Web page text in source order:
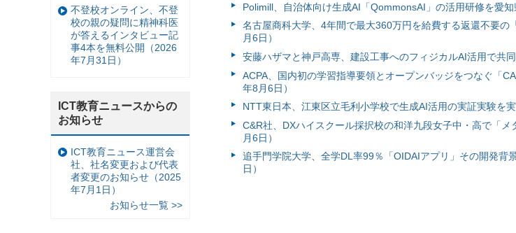
Polimill、自治体向け生成AI「QommonsAI」の活用研修を愛
名古屋商科大学、4年間で最大360万円を給費する返還不要の
月6日）
安藤ハザマと神戸高専、建設工事へのフィジカルAI活用で共
ACPA、国内初の学習指導要領とオープンバッジをつなぐ「
年8月6日）
NTT東日本、江東区立毛利小学校で生成AI活用の実証実験を
C&R社、DXハイスクール採択校の和洋九段女子中・高で「
月6日）
追手門学院大学、全学DL率99％「OIDAIアプリ」その開発背
日）
不登校オンライン、不登
校の親の疑問に精神科医
が答えるインタビュー記
事4本を無料公開（2026
年7月31日）
ICT教育ニュースからの
お知らせ
ICT教育ニュース運営会
社、社名変更および代表
者変更のお知らせ（2025
年7月1日）
お知らせ一覧 >>